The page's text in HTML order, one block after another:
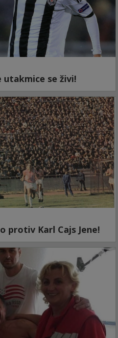
utakmice se živi!
protiv Karl Cajs Jene!